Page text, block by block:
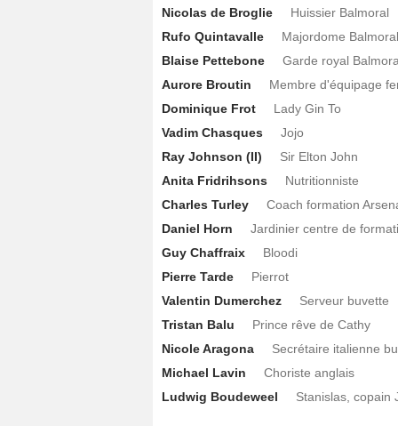
Nicolas de Broglie
Huissier Balmoral
Rufo Quintavalle
Majordome Balmoral
Blaise Pettebone
Garde royal
Aurore Broutin
Membre d'équipage
Dominique Frot
Lady Gin To
Vadim Chasques
Jojo
Ray Johnson (II)
Sir Elton John
Anita Fridrihsons
Nutritionniste
Charles Turley
Coach formation
Daniel Horn
Jardinier centre de
Guy Chaffraix
Bloodi
Pierre Tarde
Pierrot
Valentin Dumerchez
Serveur buvette
Tristan Balu
Prince rêve de Cathy
Nicole Aragona
Secrétaire italienne
Michael Lavin
Choriste anglais
Ludwig Boudeweel
Stanislas, copain